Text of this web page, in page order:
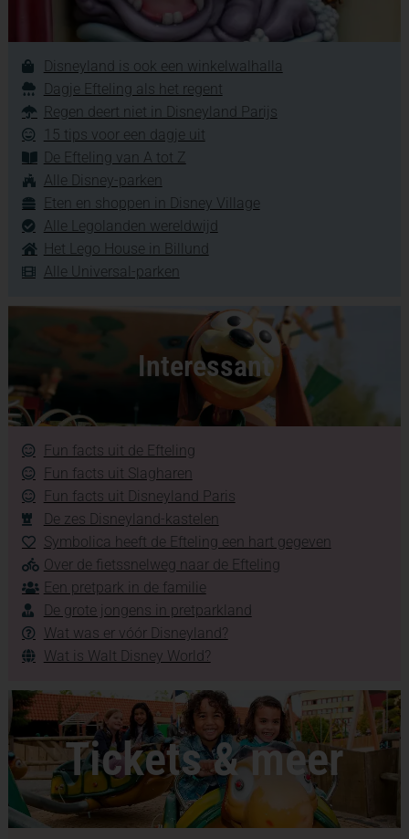
Disneyland is ook een winkelwalhalla
Dagje Efteling als het regent
Regen deert niet in Disneyland Parijs
15 tips voor een dagje uit
De Efteling van A tot Z
Alle Disney-parken
Eten en shoppen in Disney Village
Alle Legolanden wereldwijd
Het Lego House in Billund
Alle Universal-parken
Interessant
Fun facts uit de Efteling
Fun facts uit Slagharen
Fun facts uit Disneyland Paris
De zes Disneyland-kastelen
Symbolica heeft de Efteling een hart gegeven
Over de fietssnelweg naar de Efteling
Een pretpark in de familie
De grote jongens in pretparkland
Wat was er vóór Disneyland?
Wat is Walt Disney World?
Tickets & meer